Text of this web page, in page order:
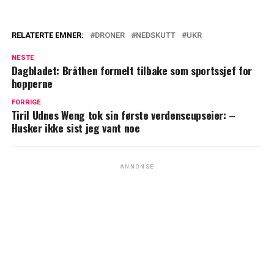
RELATERTE EMNER: DRONER NEDSKUTT UKR
NESTE
Dagbladet: Bråthen formelt tilbake som sportssjef for
hopperne
FORRIGE
Tiril Udnes Weng tok sin første verdenscupseier: –
Husker ikke sist jeg vant noe
ANNONSE